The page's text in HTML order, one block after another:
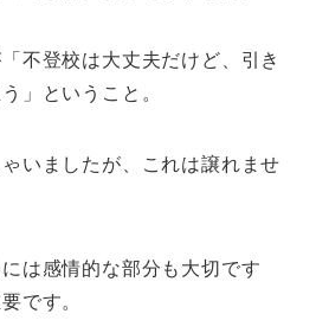
不登校は大丈夫だけど、引き
」ということ。
いましたが、これは譲れませ
は感情的な部分も大切です
です。